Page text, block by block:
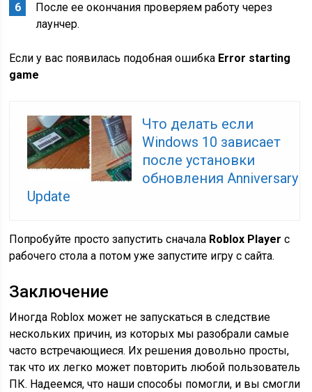
После ее окончания проверяем работу через
лаунчер.
Если у вас появилась подобная ошибка Error starting
game
Что делать если
Windows 10 зависает
после установки
обновления Anniversary
Update
Попробуйте просто запустить сначала Roblox Player с
рабочего стола а потом уже запустите игру с сайта.
Заключение
Иногда Roblox может не запускаться в следствие
нескольких причин, из которых мы разобрали самые
часто встречающиеся. Их решения довольно просты,
так что их легко может повторить любой пользователь
ПК. Надеемся, что наши способы помогли, и вы смогли